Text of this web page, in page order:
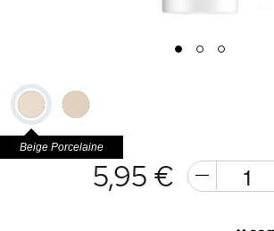
1 2 3
5,95 €
Beige Porcelaine